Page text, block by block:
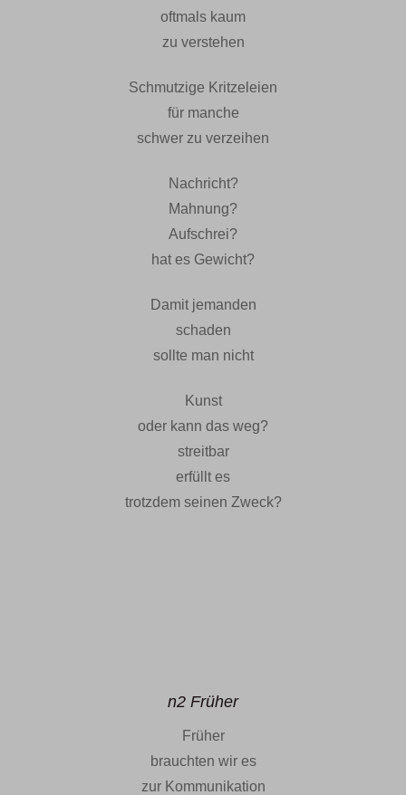
oftmals kaum
zu verstehen
Schmutzige Kritzeleien
für manche
schwer zu verzeihen
Nachricht?
Mahnung?
Aufschrei?
hat es Gewicht?
Damit jemanden
schaden
sollte man nicht
Kunst
oder kann das weg?
streitbar
erfüllt es
trotzdem seinen Zweck?
n2 Früher
Früher
brauchten wir es
zur Kommunikation